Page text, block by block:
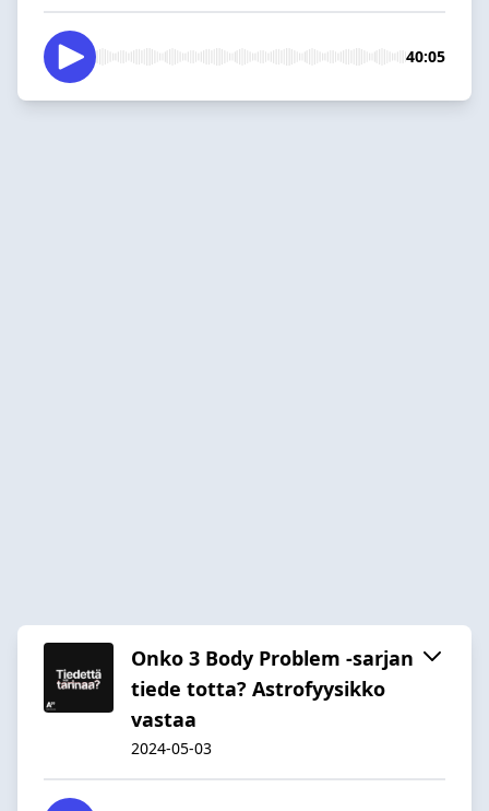
40:05
Onko 3 Body Problem -sarjan
tiede totta? Astrofyysikko
vastaa
2024-05-03